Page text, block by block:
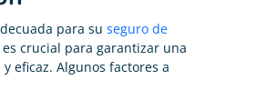
para su seguro de
es crucial para garantizar una
eficaz. Algunos factores a